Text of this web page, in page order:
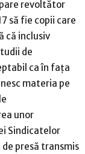
pare revoltător
să fie copii care
că inclusiv
de
ca în faţa
materia pe
unor
Sindicatelor
presă transmis